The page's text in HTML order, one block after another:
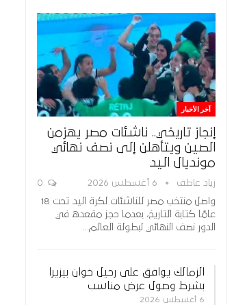
آخر الأخبار
إنجاز تاريخي.. ناشئات مصر يهزمن
الصين ويتأهلن إلى نصف نهائي
مونديال اليد
زياد عاطف 6 أغسطس 2026
واصل منتخب مصر للناشئات لكرة اليد تحت 18
عامًا كتابة التاريخ، بعدما حجز مقعده في
الدور نصف النهائي لبطولة العالم…
الزمالك يوافق على رحيل خوان بيزيرا
بشرط وصول عرض مناسب
6 أغسطس 2026